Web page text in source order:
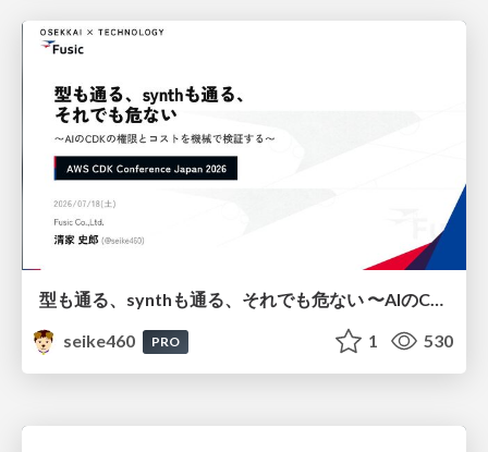
型も通る、synthも通る、それでも危ない 〜AIのCDKの権限とコストを機械で検証する〜 / It Passes Type Checks, It Passes Synth Checks, but It’s Still Risky — Automatically Verifying Permissions and Costs in AI’s CDK —
seike460
PRO 1 530